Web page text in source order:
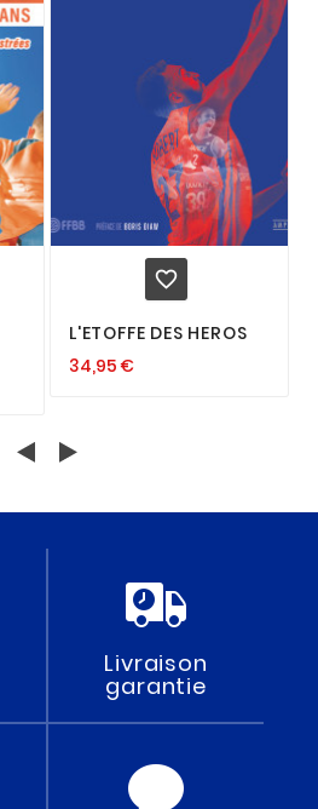

L'ETOFFE DES HEROS
34,95 €
Livraison
garantie